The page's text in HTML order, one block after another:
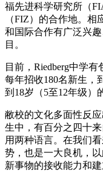
福先进科学研究所（
（FIZ）的合作地。
和国际合作有广泛兴
目。
目前，Riedberg中学有
每年招收180名新生，
到18岁（5至12年级）
敝校的文化多面性反
生中，有百分之四十
用两种语言。在我们
势，也是一大良机，
新事物的接收能力和